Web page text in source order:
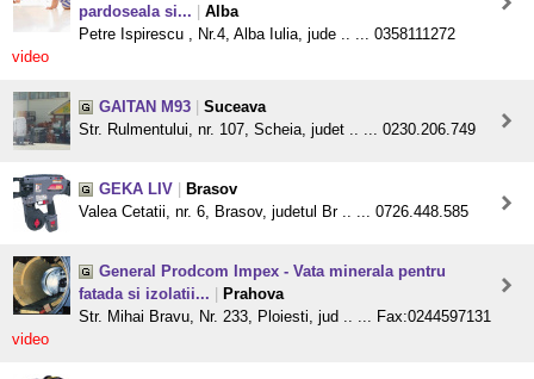
pardoseala si...
Alba
Petre Ispirescu , Nr.4, Alba Iulia, jude .. ... 0358111272
video
GAITAN M93
Suceava
Str. Rulmentului, nr. 107, Scheia, judet .. ... 0230.206.749
GEKA LIV
Brasov
Valea Cetatii, nr. 6, Brasov, judetul Br .. ... 0726.448.585
General Prodcom Impex - Vata minerala pentru
fatada si izolatii...
Prahova
Str. Mihai Bravu, Nr. 233, Ploiesti, jud .. ... Fax:0244597131
video